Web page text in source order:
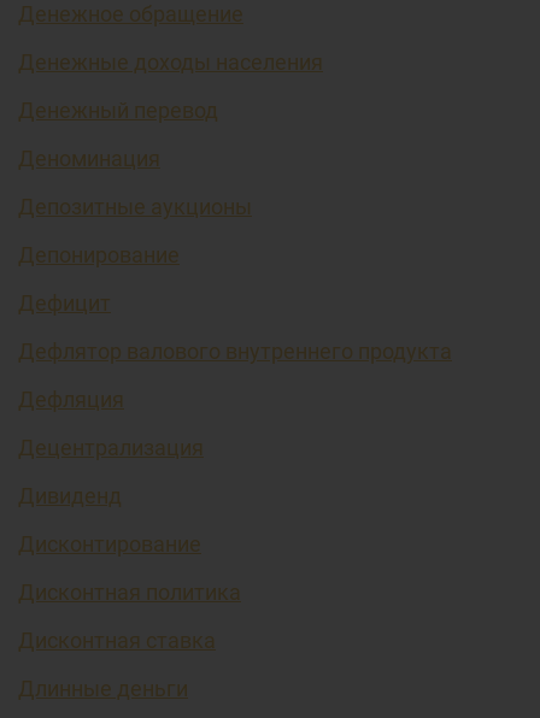
Денежное обращение
Денежные доходы населения
Денежный перевод
Деноминация
Депозитные аукционы
Депонирование
Дефицит
Дефлятор валового внутреннего продукта
Дефляция
Децентрализация
Дивиденд
Дисконтирование
Дисконтная политика
Дисконтная ставка
Длинные деньги